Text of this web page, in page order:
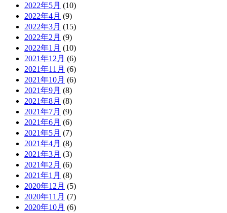
2022年5月 (10)
2022年4月 (9)
2022年3月 (15)
2022年2月 (9)
2022年1月 (10)
2021年12月 (6)
2021年11月 (6)
2021年10月 (6)
2021年9月 (8)
2021年8月 (8)
2021年7月 (9)
2021年6月 (6)
2021年5月 (7)
2021年4月 (8)
2021年3月 (3)
2021年2月 (6)
2021年1月 (8)
2020年12月 (5)
2020年11月 (7)
2020年10月 (6)